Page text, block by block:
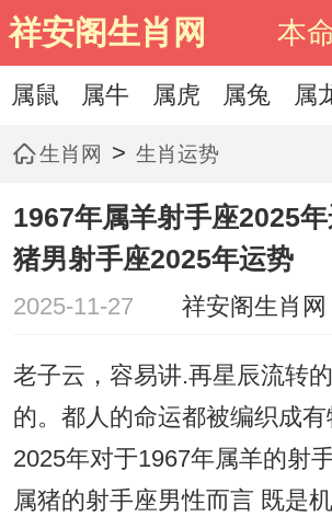
祥安阁生肖网 本
属鼠 属牛 属虎 属兔 属
生肖网 > 生肖运势
1967年属羊射手座2025
猪男射手座2025年运势
2025-11-27 祥安阁生肖网
老子云，容易讲.再星辰流转
的。都人的命运都被编织成有
2025年对于1967年属羊的射
属猪的射手座男性而言 既是